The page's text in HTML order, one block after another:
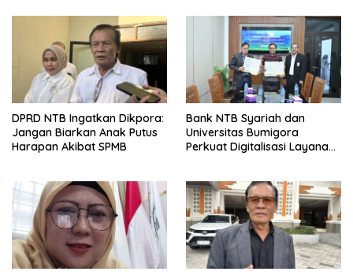
DPRD NTB Ingatkan Dikpora:
Jangan Biarkan Anak Putus
Harapan Akibat SPMB
Bank NTB Syariah dan
Universitas Bumigora
Perkuat Digitalisasi Layanan